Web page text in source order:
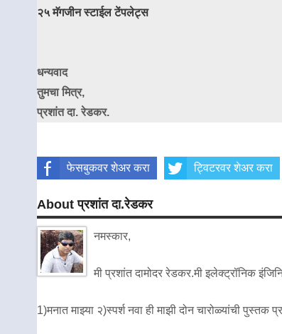
२५ मॅगजीन स्टाईल टेंपलेट्स
धन्यवाद
तुमचा मित्र,
प्रशांत दा. रेडकर.
फेसबुकवर शेअर करा ट्विटरवर शेअर करा
About प्रशांत दा.रेडकर
नमस्कार,
मी प्रशांत दामोदर रेडकर.मी इलेक्ट्रॉनिक
1)मनात माझ्या २)स्पर्श नवा ही माझी दोन चारोळ्यांची